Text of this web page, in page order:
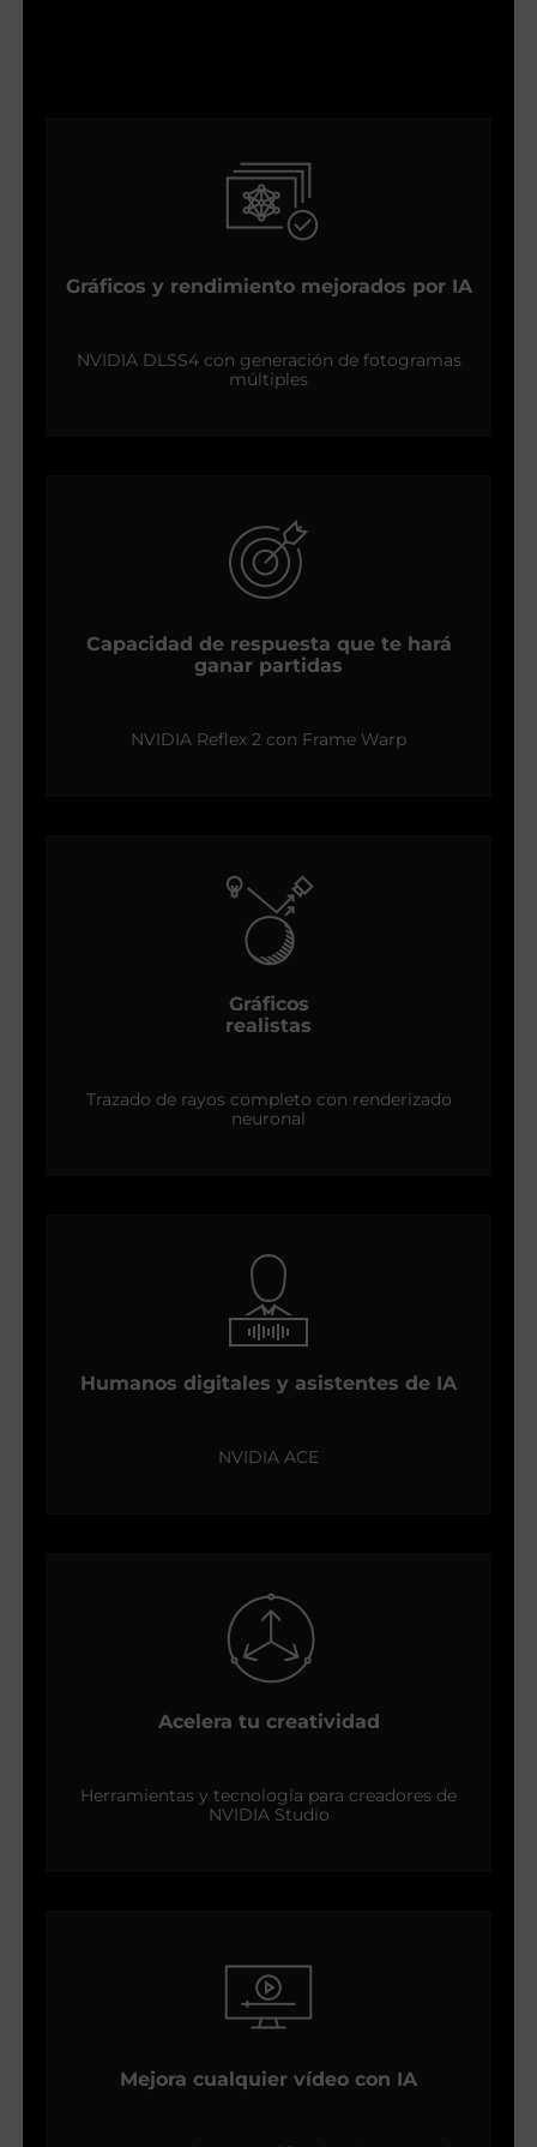
Gráficos y rendimiento mejorados por IA
NVIDIA DLSS4 con generación de fotogramas
múltiples
Capacidad de respuesta que te hará
ganar partidas
NVIDIA Reflex 2 con Frame Warp
Gráficos
realistas
Trazado de rayos completo con renderizado
neuronal
Humanos digitales y asistentes de IA
NVIDIA ACE
Acelera tu creatividad
Herramientas y tecnología para creadores de
NVIDIA Studio
Mejora cualquier vídeo con IA